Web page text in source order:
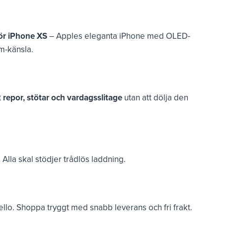
iPhone XS– Apples eleganta iPhone med OLED-
känsla.
repor, stötar och vardagsslitageutan att dölja den
skal stödjer trådlös laddning.
Shoppa tryggt med snabb leverans och fri frakt.